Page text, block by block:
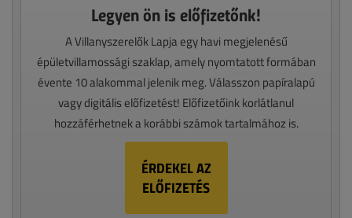
Legyen ön is előfizetőnk!
A Villanyszerelők Lapja egy havi megjelenésű
épületvillamossági szaklap, amely nyomtatott formában
évente 10 alakommal jelenik meg. Válasszon papíralapú
vagy digitális előfizetést! Előfizetőink korlátlanul
hozzáférhetnek a korábbi számok tartalmához is.
ÉRDEKEL AZ
ELŐFIZETÉS